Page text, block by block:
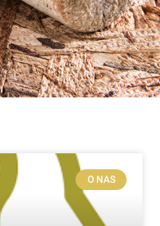
O NAS